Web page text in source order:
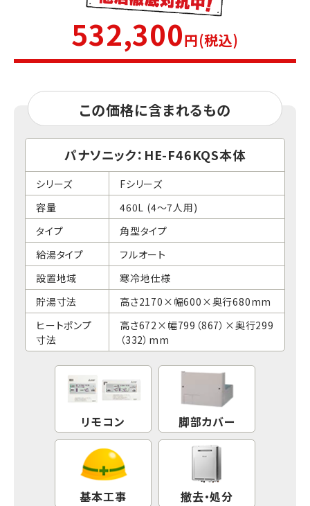
532,300円(税込)
この価格に含まれるもの
パナソニック：HE-F46KQS本体
シリーズ
Fシリーズ
容量
460L (4～7人用)
タイプ
角型タイプ
給湯タイプ
フルオート
設置地域
寒冷地仕様
貯湯寸法
高さ2170×幅600×奥行680mm
ヒートポンプ
寸法
高さ672×幅799（867）×奥行299
（332）mm
リモコン 脚部カバー
基本工事 撤去・処分